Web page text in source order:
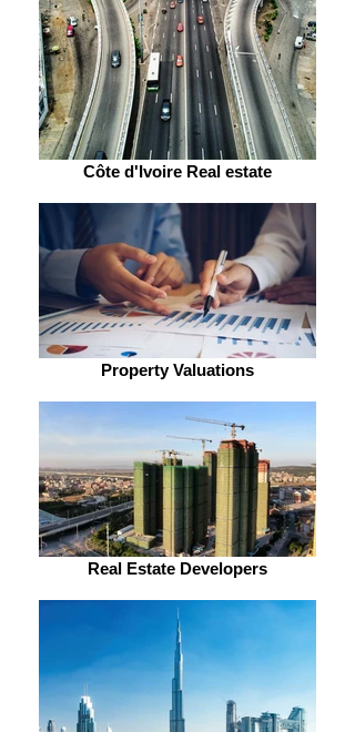
Côte d'Ivoire Real estate
Property Valuations
Real Estate Developers